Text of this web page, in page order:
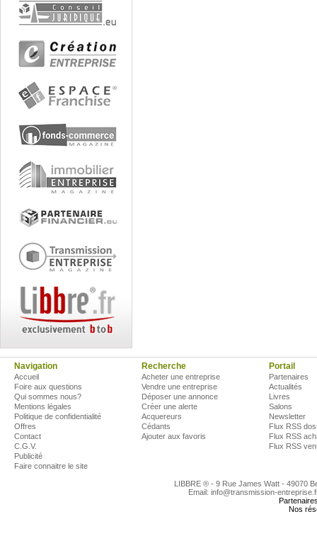
Navigation
Accueil
Foire aux questions
Qui sommes nous?
Mentions légales
Politique de confidentialité
Offres
Contact
C.G.V.
Publicité
Faire connaitre le site
Recherche
Acheter une entreprise
Vendre une entreprise
Déposer une annonce
Créer une alerte
Acquereurs
Cédants
Ajouter aux favoris
Portail
Partenaires
Actualités
Livres
Salons
Newsletter
Flux RSS
Flux RSS
Flux RSS
LIBBRE ® - 9 Rue James Watt - 49070
Email: info@transmission-
Nos